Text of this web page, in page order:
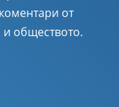
от
и обществото.